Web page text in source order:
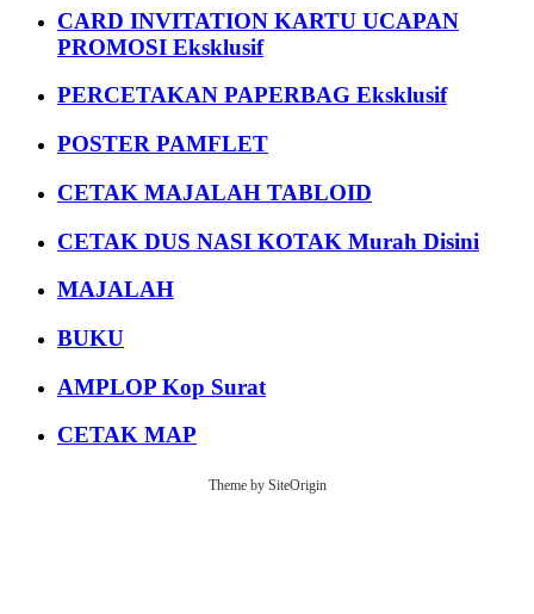
CARD INVITATION KARTU UCAPAN
PROMOSI Eksklusif
PERCETAKAN PAPERBAG Eksklusif
POSTER PAMFLET
CETAK MAJALAH TABLOID
CETAK DUS NASI KOTAK Murah Disini
MAJALAH
BUKU
AMPLOP Kop Surat
CETAK MAP
Theme by SiteOrigin